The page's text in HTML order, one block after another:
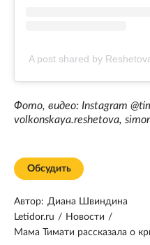
A post shared by
Фото, видео: Instagram
volkonskaya.reshetova,
Обсудить
Автор: Диана Швиндина
Letidor.ru / Новости /
Мама Тимати рассказала о